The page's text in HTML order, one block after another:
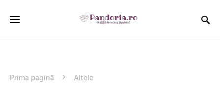
Prima pagină Altele